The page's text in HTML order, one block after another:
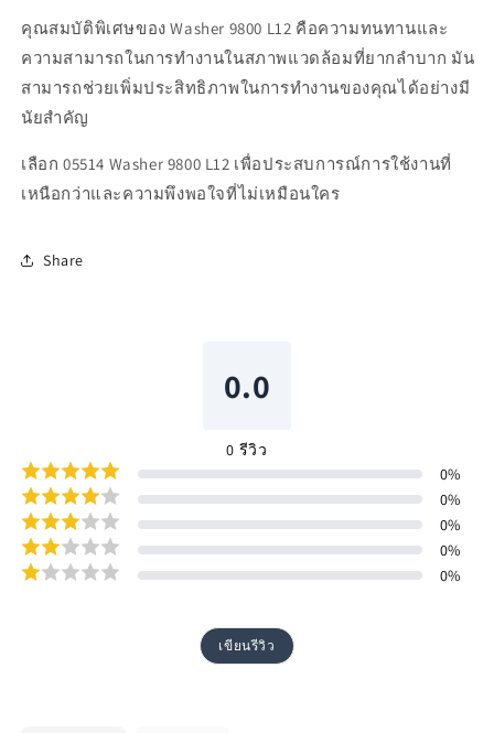
คุณสมบัติพิเศษของ Washer 9800 L12 คือความทนทานและ
ความสามารถในการทำงานในสภาพแวดล้อมที่ยากลำบาก มัน
สามารถช่วยเพิ่มประสิทธิภาพในการทำงานของคุณได้อย่างมี
นัยสำคัญ
เลือก 05514 Washer 9800 L12 เพื่อประสบการณ์การใช้งานที่
เหนือกว่าและความพึงพอใจที่ไม่เหมือนใคร
Share
0.0
0 รีวิว
0%
0%
0%
0%
0%
เขียนรีวิว